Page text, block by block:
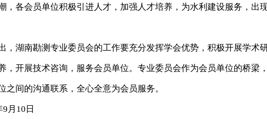
，各会员单位积极引进人才，加强人才培养，为水利建设服务，出
湖南勘测专业委员会的工作要充分发挥学会优势，积极开展学术
，开展技术咨询，服务会员单位。专业委员会作为会员单位的桥梁
间的沟通联系，全心全意为会员服务。
月10日